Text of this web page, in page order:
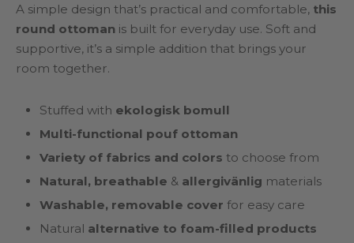
A simple design that’s practical and comfortable, this
round ottoman is built for everyday use. Soft and
supportive, it’s a simple addition that brings your
room together.
Stuffed with ekologisk bomull
Multi-functional pouf ottoman
Variety of fabrics and colors to choose from
Natural, breathable & allergivänlig materials
Washable, removable cover for easy care
Natural alternative to foam-filled products